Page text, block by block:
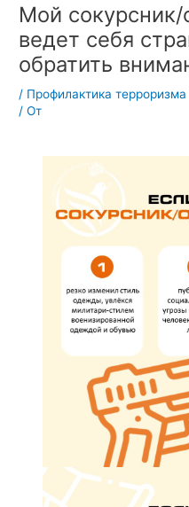
Мой сокурсник/
ведет себя
обратить
/ Профилактика
/ От